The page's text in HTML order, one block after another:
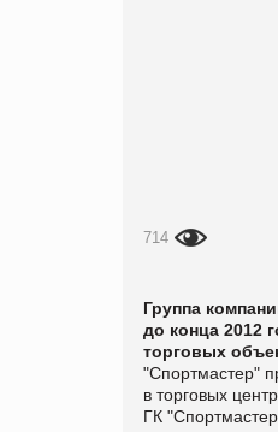
714
Группа
до конца 2012
торговых
"Спортмастер"
в торговых
ГК